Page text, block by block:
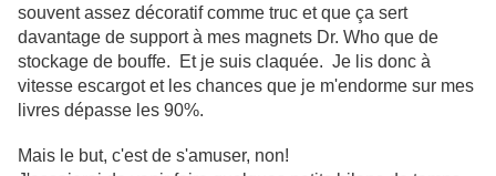
souvent assez décoratif comme truc et que ça sert
davantage de support à mes magnets Dr. Who que de
stockage de bouffe. Et je suis claquée. Je lis donc à
vitesse escargot et les chances que je m'endorme sur mes
livres dépasse les 90%.
Mais le but, c'est de s'amuser, non!